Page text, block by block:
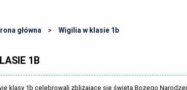
główna > Wigilia w klasie 1b
1B
klasy 1b celebrowali zbliżające się święta Bożego